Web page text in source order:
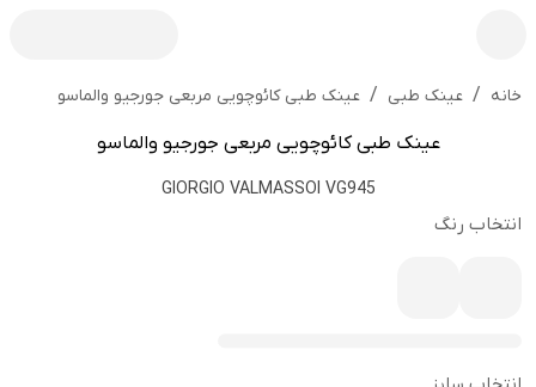
خانه / عینک طبی / عینک طبی کائوچویی مربعی جورجیو والماسو
عینک طبی کائوچویی مربعی جورجیو والماسو
GIORGIO VALMASSOI VG945
انتخاب رنگ